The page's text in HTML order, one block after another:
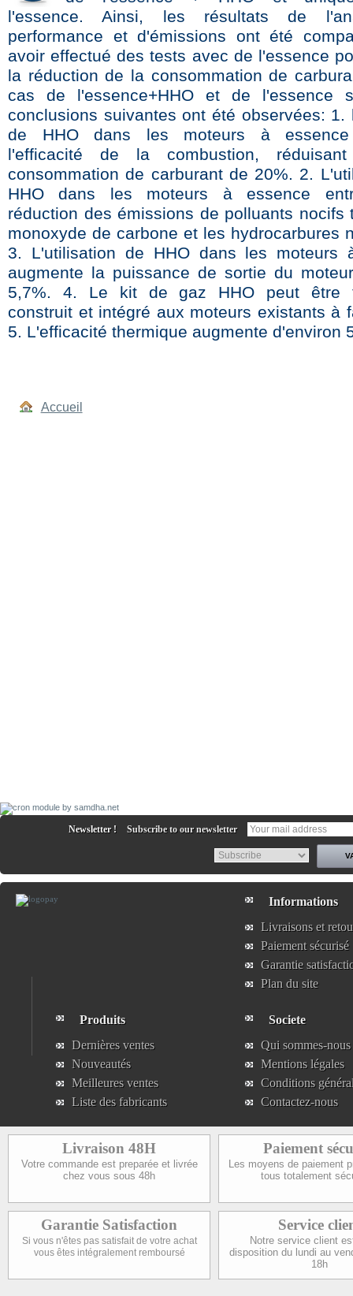
l'essence. Ainsi, les résultats de
performance et d'émissions ont été
avoir effectué des tests avec de l'essence
la réduction de la consommation de
cas de l'essence+HHO et de l'essence
conclusions suivantes ont été observées: 1.
de HHO dans les moteurs à essence
l'efficacité de la combustion,
consommation de carburant de 20%. 2.
HHO dans les moteurs à essence
réduction des émissions de polluants nocifs
monoxyde de carbone et les hydrocarbures
3. L'utilisation de HHO dans les moteurs
augmente la puissance de sortie du
5,7%. 4. Le kit de gaz HHO peut être
construit et intégré aux moteurs existants à
5. L'efficacité thermique augmente d'environ
Accueil
Newsletter ! Subscribe to our newsletter
Informations
Livraisons et
Paiement sécurisé
Garantie
Plan du site
Produits
Dernières ventes
Nouveautés
Meilleures ventes
Liste des fabricants
Societe
Qui sommes-nous
Mentions légales
Conditions
Contactez-nous
Livraison 48H
Votre commande est preparée et livrée
chez vous sous 48h
Paiement
Les moyens de paiement
tous totalement
Garantie Satisfaction
Si vous n'êtes pas satisfait de votre achat
vous êtes intégralement remboursé
Service
Notre service client
disposition du lundi au
18h